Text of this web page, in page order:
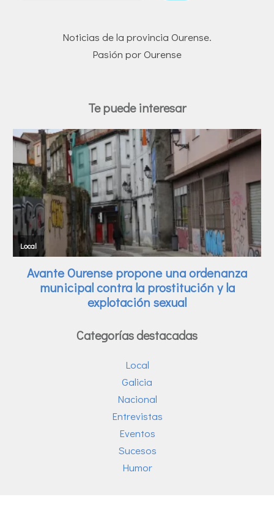
Noticias de la provincia Ourense.
Pasión por Ourense
Te puede interesar
Categorías destacadas
Local
Galicia
Nacional
Entrevistas
Eventos
Sucesos
Humor